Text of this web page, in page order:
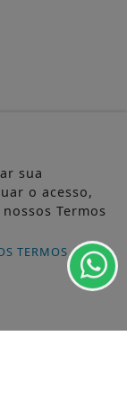
sua
o acesso,
Termos
TERMOS